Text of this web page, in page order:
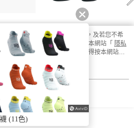
Skate
(一組
4入)
2023 黑系列 輕量
訓練T (男/女)
$1400
防曬 PRO
本網站使用 cookie 方式之詳情，及若您不希
更電腦的 cookie 設定，請參閱本網站「 隱私
使用本網站即表示您同意本公司得按本網站使
我知道了
(11色)